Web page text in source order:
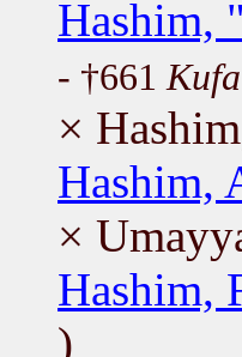
Hashim,
- †661 Kufa
×
Hashim,
×
Hashim,
)